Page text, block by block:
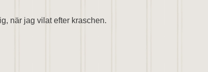
när jag vilat efter kraschen.